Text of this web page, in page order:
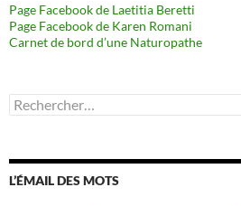
Page Facebook de Laetitia Beretti
Page Facebook de Karen Romani
Carnet de bord d’une Naturopathe
Rechercher :
L’ÉMAIL DES MOTS